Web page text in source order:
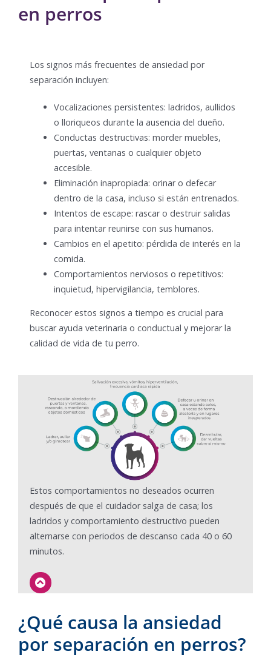
en perros
Los signos más frecuentes de ansiedad por
separación incluyen:
Vocalizaciones persistentes: ladridos, aullidos
o lloriqueos durante la ausencia del dueño.
Conductas destructivas: morder muebles,
puertas, ventanas o cualquier objeto
accesible.
Eliminación inapropiada: orinar o defecar
dentro de la casa, incluso si están entrenados.
Intentos de escape: rascar o destruir salidas
para intentar reunirse con sus humanos.
Cambios en el apetito: pérdida de interés en la
comida.
Comportamientos nerviosos o repetitivos:
inquietud, hipervigilancia, temblores.
Reconocer estos signos a tiempo es crucial para
buscar ayuda veterinaria o conductual y mejorar la
calidad de vida de tu perro.
Estos comportamientos no deseados ocurren
después de que el cuidador salga de casa; los
ladridos y comportamiento destructivo pueden
alternarse con periodos de descanso cada 40 o 60
minutos.
¿Qué causa la ansiedad
por separación en perros?